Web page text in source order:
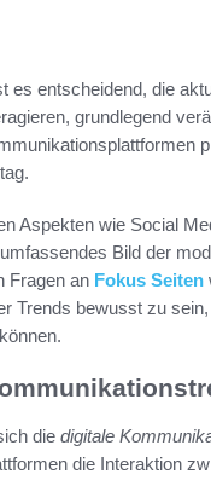
es entscheidend, die
grundlegend
Aspekten wie Social
Bild der
Fragen an Fokus Seiten
Trends bewusst zu
die digitale
die Interaktion